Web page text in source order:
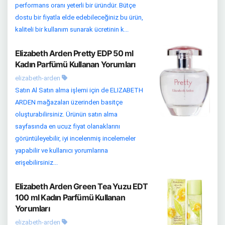
performans oranı yeterli bir üründür. Bütçe
dostu bir fiyatla elde edebileceğiniz bu ürün,
kaliteli bir kullanım sunarak ücretinin k...
Elizabeth Arden Pretty EDP 50 ml
Kadın Parfümü Kullanan Yorumları
elizabeth-arden
Satın Al Satın alma işlemi için de ELIZABETH
ARDEN mağazaları üzerinden basitçe
oluşturabilirsiniz. Ürünün satın alma
sayfasında en ucuz fiyat olanaklarını
görüntüleyebilir, iyi incelenmiş incelemeler
yapabilir ve kullanıcı yorumlarına
erişebilirsiniz...
Elizabeth Arden Green Tea Yuzu EDT
100 ml Kadın Parfümü Kullanan
Yorumları
elizabeth-arden